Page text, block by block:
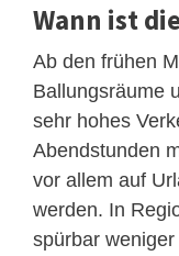
Wann ist
Ab den frühen
Ballungsräume
sehr hohes
Abendstunden
vor allem auf
werden. In
spürbar